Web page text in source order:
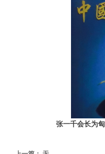
张一千会长为